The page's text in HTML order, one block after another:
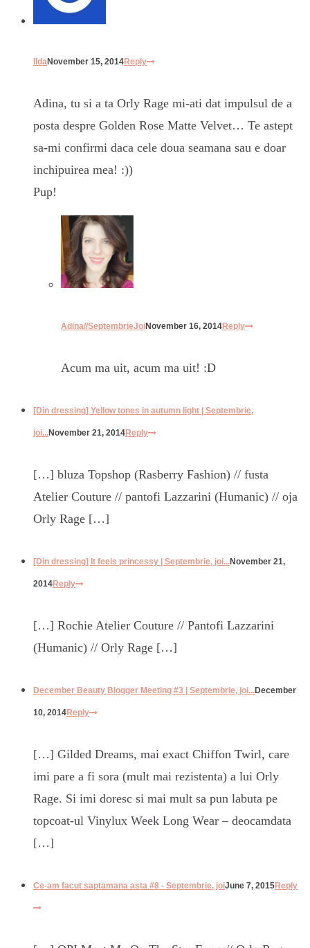
IldaNovember 15, 2014Reply
Adina, tu si a ta Orly Rage mi-ati dat impulsul de a
posta despre Golden Rose Matte Velvet… Te astept
sa-mi confirmi daca cele doua seamana sau e doar
inchipuirea mea! :))
Pup!
Adina//SeptembrieJoiNovember 16, 2014Reply
Acum ma uit, acum ma uit! :D
[Din dressing] Yellow tones in autumn light | Septembrie,
joi...November 21, 2014Reply
[…] bluza Topshop (Rasberry Fashion) // fusta
Atelier Couture // pantofi Lazzarini (Humanic) // oja
Orly Rage […]
[Din dressing] It feels princessy | Septembrie, joi...November 21,
2014Reply
[…] Rochie Atelier Couture // Pantofi Lazzarini
(Humanic) // Orly Rage […]
December Beauty Blogger Meeting #3 | Septembrie, joi...December
10, 2014Reply
[…] Gilded Dreams, mai exact Chiffon Twirl, care
imi pare a fi sora (mult mai rezistenta) a lui Orly
Rage. Si imi doresc si mai mult sa pun labuta pe
topcoat-ul Vinylux Week Long Wear – deocamdata
[…]
Ce-am facut saptamana asta #8 - Septembrie, joiJune 7, 2015Reply